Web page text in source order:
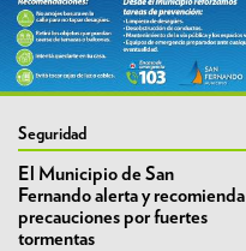
Seguridad
El Municipio de San
Fernando alerta y recomienda
precauciones por fuertes
tormentas